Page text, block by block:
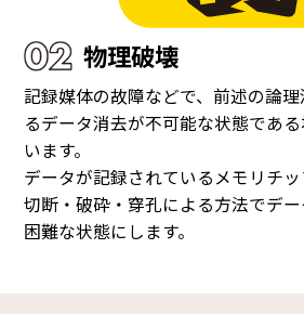
物理破壊
記録媒体の故障などで、前述の論
るデータ消去が不可能な状態であ
います。
データが記録されているメモリチッ
切断・破砕・穿孔による方法でデ
困難な状態にします。